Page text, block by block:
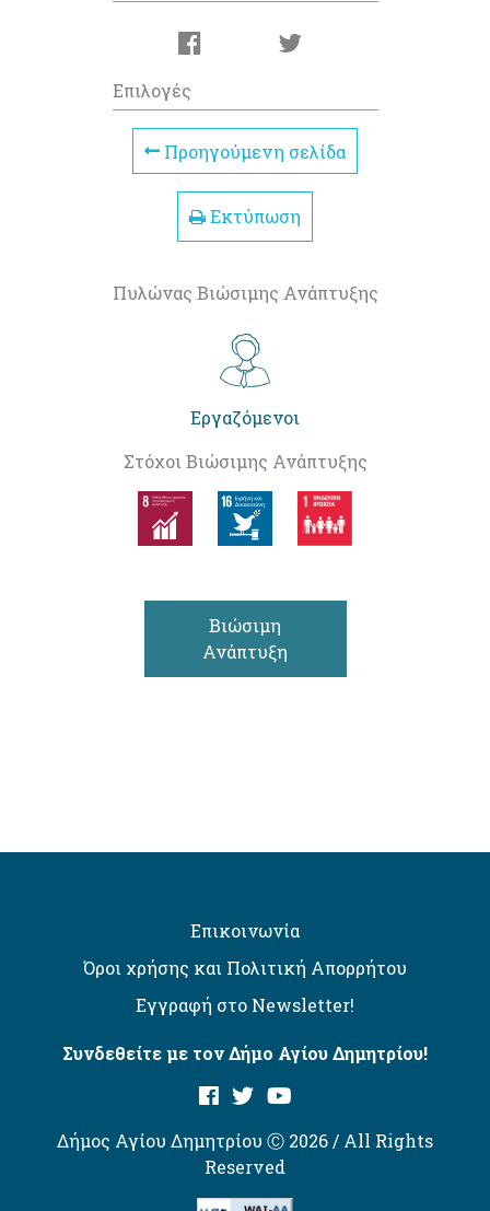
Επιλογές
Προηγούμενη σελίδα
Εκτύπωση
Πυλώνας Βιώσιμης Ανάπτυξης
Εργαζόμενοι
Στόχοι Βιώσιμης Ανάπτυξης
Βιώσιμη
Ανάπτυξη
Επικοινωνία
Όροι χρήσης και Πολιτική Απορρήτου
Εγγραφή στο Newsletter!
Συνδεθείτε με τον Δήμο Αγίου Δημητρίου!
Δήμος Αγίου Δημητρίου Ⓒ 2026 / All Rights
Reserved